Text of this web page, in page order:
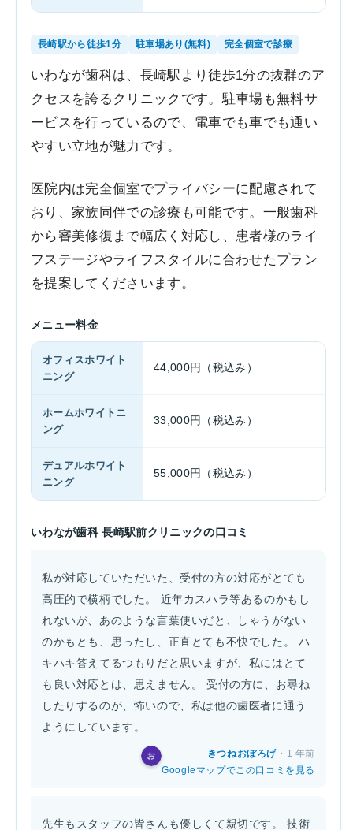
長崎駅から徒歩1分 駐車場あり(無料) 完全個室で診療
いわなが歯科は、長崎駅より徒歩1分の抜群のア
クセスを誇るクリニックです。駐車場も無料サ
ービスを行っているので、電車でも車でも通い
やすい立地が魅力です。
医院内は完全個室でプライバシーに配慮されて
おり、家族同伴での診療も可能です。一般歯科
から審美修復まで幅広く対応し、患者様のライ
フステージやライフスタイルに合わせたプラン
を提案してくださいます。
メニュー料金
オフィスホワイト
ニング
44,000円（税込み）
ホームホワイトニ
ング
33,000円（税込み）
デュアルホワイト
ニング
55,000円（税込み）
いわなが歯科 長崎駅前クリニックの口コミ
私が対応していただいた、受付の方の対応がとても
高圧的で横柄でした。 近年カスハラ等あるのかもし
れないが、あのような言葉使いだと、しゃうがない
のかもとも、思ったし、正直とても不快でした。 ハ
キハキ答えてるつもりだと思いますが、私にはとて
も良い対応とは、思えません。 受付の方に、お尋ね
したりするのが、怖いので、私は他の歯医者に通う
ようにしています。
きつねおぼろげ ・1 年前
Googleマップでこの口コミを見る
先生もスタッフの皆さんも優しくて親切です。 技術